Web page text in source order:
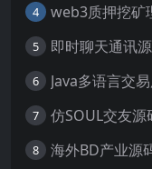
4 web3质押挖矿
5
6
7
8 海外BD产业源